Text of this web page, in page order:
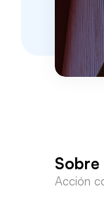
Sobre
Acción